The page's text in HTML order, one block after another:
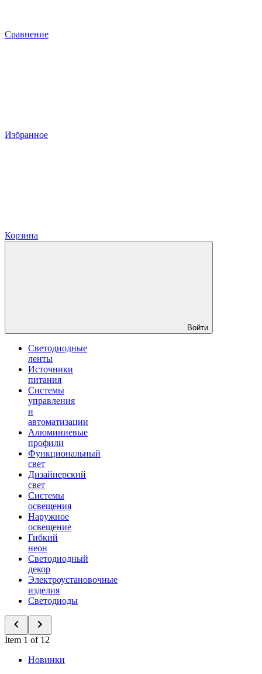
Сравнение
Избранное
Корзина
Войти
Светодиодные
ленты
Источники
питания
Системы
управления
и
автоматизации
Алюминиевые
профили
Функциональный
свет
Дизайнерский
свет
Системы
освещения
Наружное
освещение
Гибкий
неон
Светодиодный
декор
Электроустановочные
изделия
Светодиоды
Item 1 of 12
Новинки